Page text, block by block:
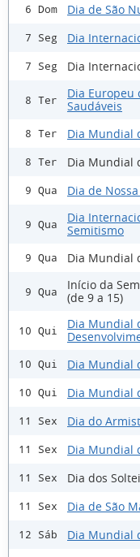
6 Dom Dia de São
7 Seg Dia
7 Seg Dia
8 Ter
Dia Europeu
Saudáveis
8 Ter Dia Mundial
8 Ter Dia Mundial
9 Qua Dia de
9 Qua
Dia
Semitismo
9 Qua Dia Mundial
9 Qua
Início da
(de 9 a 15)
10 Qui
Dia Mundial
10 Qui Dia Mundial
10 Qui Dia Mundial
11 Sex Dia do
11 Sex Dia Mundial
11 Sex Dia dos
11 Sex Dia de São
12 Sáb
Dia Mundial